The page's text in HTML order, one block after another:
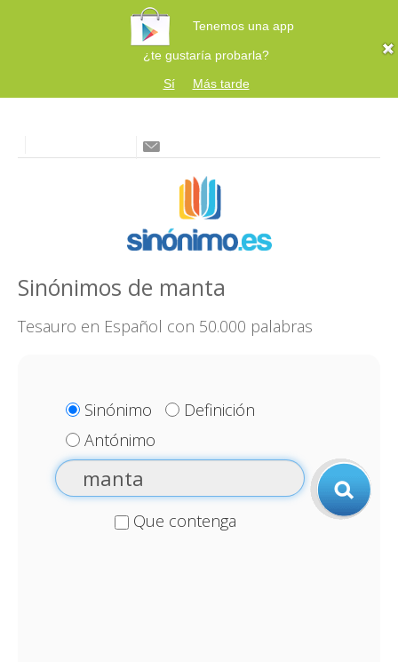
Tenemos una app
¿te gustaría probarla?
Sí
Más tarde
Sinónimos de manta
Tesauro en Español con 50.000 palabras
Sinónimo
Definición
Antónimo
Que contenga